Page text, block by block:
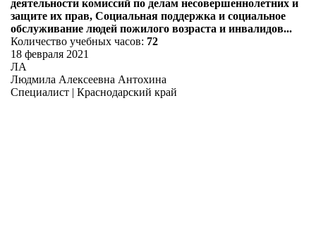
деятельности комиссий по делам несовершеннолетних и
защите их прав, Социальная поддержка и социальное
обслуживание людей пожилого возраста и инвалидов...
Количество учебных часов: 72
18 февраля 2021
ЛА
Людмила Алексеевна Антохина
Специалист | Краснодарский край